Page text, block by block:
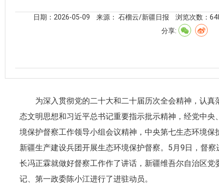
日期：2026-05-09 来源： 石榴云/新疆日报 浏览次数：
分享:
为深入贯彻党的二十大和二十届历次全会精神，认
态文明思想和习近平总书记重要指示批示精神，经党中
境保护督察工作领导小组会议精神，中央第七生态环境
新疆生产建设兵团开展生态环境保护督察。5月9日，督
长冯正霖就做好督察工作作了讲话，新疆维吾尔自治区
记、第一政委陈小江进行了进驻动员。